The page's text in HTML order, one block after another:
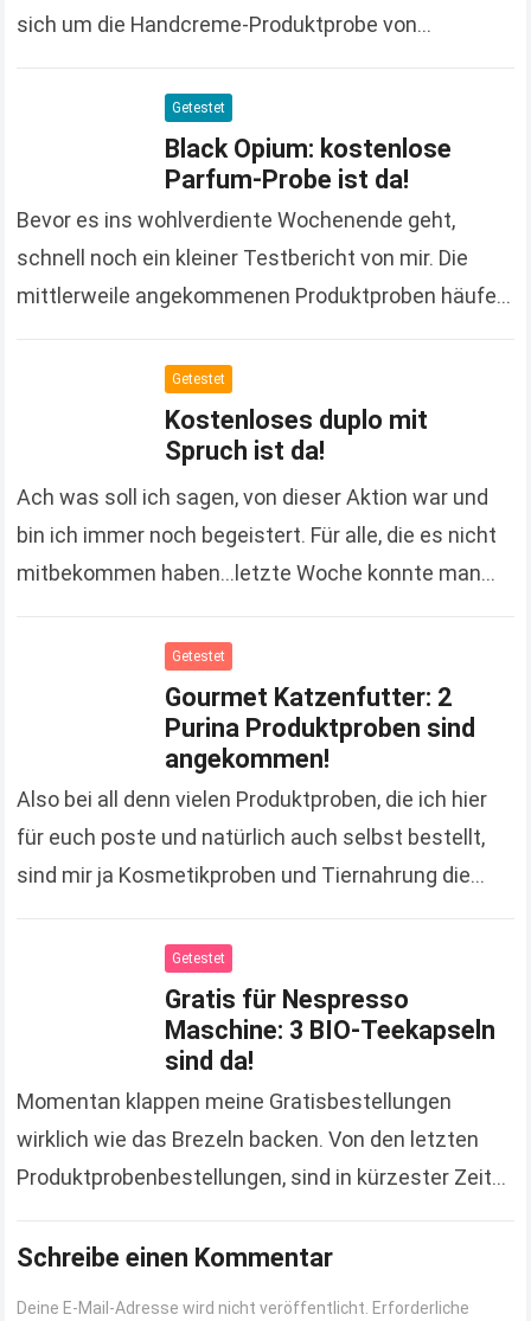
sich um die Handcreme-Produktprobe von
Jahres bestellt habe. Leider…
Getestet
Black Opium: kostenlose
Parfum-Probe ist da!
Bevor es ins wohlverdiente Wochenende geht,
schnell noch ein kleiner Testbericht von mir. Die
mittlerweile angekommenen Produktproben häufen
Read more
Getestet
Kostenloses duplo mit
Spruch ist da!
Ach was soll ich sagen, von dieser Aktion war und
bin ich immer noch begeistert. Für alle, die es nicht
mitbekommen haben…letzte Woche konnte man
Getestet
Gourmet Katzenfutter: 2
Purina Produktproben sind
angekommen!
Also bei all denn vielen Produktproben, die ich hier
für euch poste und natürlich auch selbst bestellt,
sind mir ja Kosmetikproben und Tiernahrung die
Getestet
Gratis für Nespresso
Maschine: 3 BIO-Teekapseln
sind da!
Momentan klappen meine Gratisbestellungen
wirklich wie das Brezeln backen. Von den letzten
Produktprobenbestellungen, sind in kürzester Zeit
berichtet habe, war das Kinderbuch „Ein Morgen…
Schreibe einen Kommentar
Deine E-Mail-Adresse wird nicht veröffentlicht. Erforderliche